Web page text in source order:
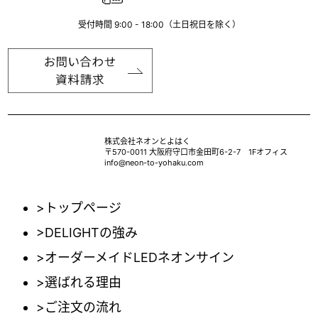
受付時間 9:00 - 18:00（土日祝日を除く）
株式会社ネオンとよはく
〒570-0011 大阪府守口市金田町6-2-7 1Fオフィス
info@neon-to-yohaku.com
>トップページ
>DELIGHTの強み
>オーダーメイドLEDネオンサイン
>選ばれる理由
>ご注文の流れ